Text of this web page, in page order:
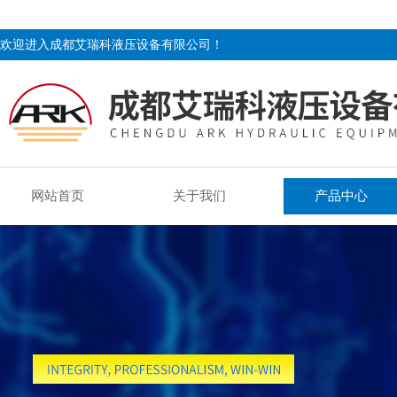
欢迎进入成都艾瑞科液压设备有限公司！
网站首页 关于我们 产品中心